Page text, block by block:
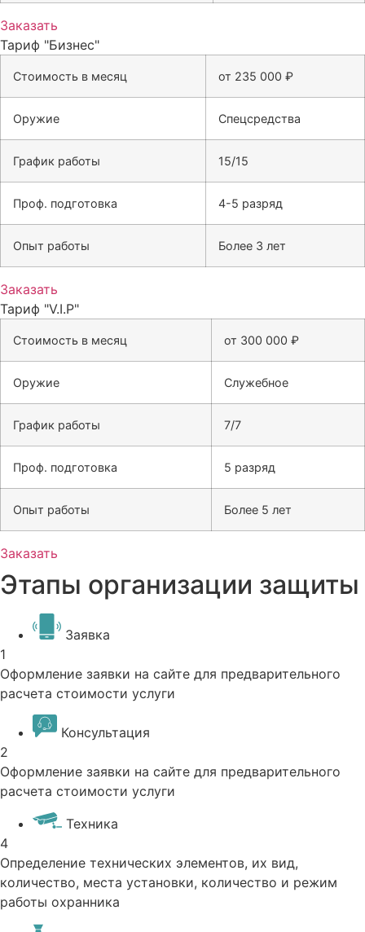
Заказать
Тариф "Бизнес"
Стоимость в месяц от 235 000 ₽
Оружие Спецсредства
График работы 15/15
Проф. подготовка 4-5 разряд
Опыт работы Более 3 лет
Заказать
Тариф "V.I.P"
Стоимость в месяц от 300 000 ₽
Оружие Служебное
График работы 7/7
Проф. подготовка 5 разряд
Опыт работы Более 5 лет
Заказать
Этапы организации защиты
Заявка
1
Оформление заявки на сайте для предварительного
расчета стоимости услуги
Консультация
2
Оформление заявки на сайте для предварительного
расчета стоимости услуги
Техника
4
Определение технических элементов, их вид,
количество, места установки, количество и режим
работы охранника